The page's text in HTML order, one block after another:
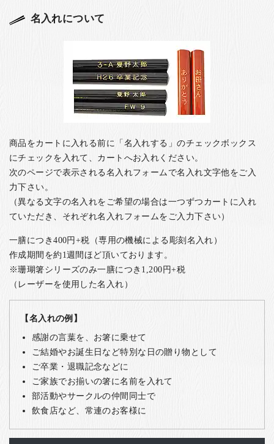
名入れについて
商品をカートに入れる前に「名入れする」のチェックボックス
にチェックを入れて、カートへお入れください。
次のページで表示される名入れフォームで名入れ文字他をご入
力下さい。
（異なる文字の名入れをご希望の場合は一つずつカートに入れ
ていただき、それぞれ名入れフォームをご入力下さい）
一膳につき400円+税（専用の機械による彫刻名入れ）
作成期間を約1週間ほど頂いております。
※珊瑚箸シリーズのみ一膳につき1,200円+税
（レーザーを使用した名入れ）
【名入れの例】
感謝の言葉を、お箸に乗せて
ご結婚やお誕生日など特別な日の贈り物として
ご卒業・退職記念などに
ご家族でお揃いの箸に名前を入れて
部活動やサークルの仲間同士で
飲食店など、常連のお客様に